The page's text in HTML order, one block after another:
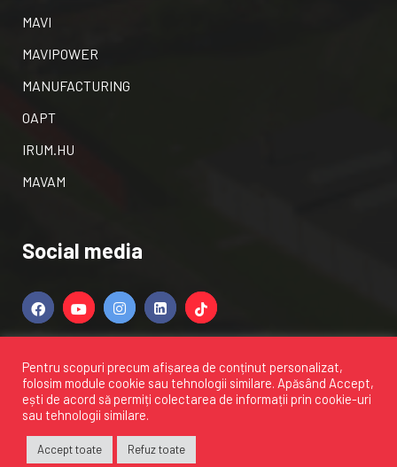
MAVI
MAVIPOWER
MANUFACTURING
OAPT
IRUM.HU
MAVAM
Social media
Politica de confidentialitate
Pentru scopuri precum afișarea de conținut personalizat,
folosim module cookie sau tehnologii similare. Apăsând Accept,
ești de acord să permiți colectarea de informații prin cookie-uri
sau tehnologii similare.
Accept toate Refuz toate